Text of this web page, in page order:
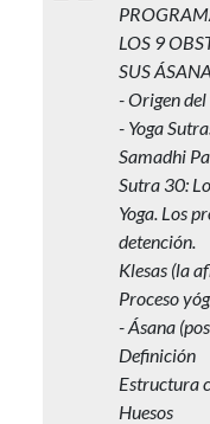
LOS 9
SUS
- Origen
- Yoga
Samadhi
Sutra 30:
Yoga. Los
detención.
Klesas (la
Proceso
- Ásana
Definición
Estructura
Huesos